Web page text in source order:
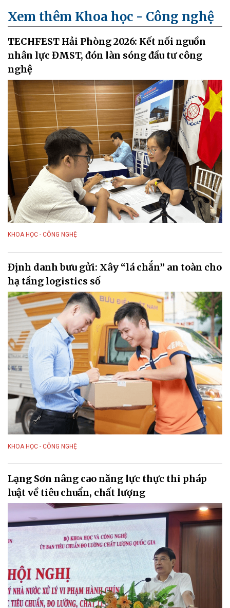
Xem thêm Khoa học - Công nghệ
TECHFEST Hải Phòng 2026: Kết nối nguồn
nhân lực ĐMST, đón làn sóng đầu tư công
nghệ
KHOA HỌC - CÔNG NGHỆ
Định danh bưu gửi: Xây “lá chắn” an toàn cho
hạ tầng logistics số
KHOA HỌC - CÔNG NGHỆ
Lạng Sơn nâng cao năng lực thực thi pháp
luật về tiêu chuẩn, chất lượng